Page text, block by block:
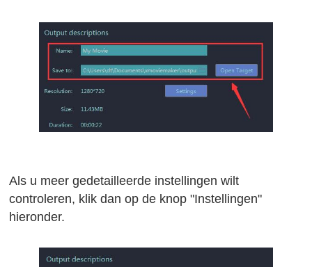
Als u meer gedetailleerde instellingen wilt
controleren, klik dan op de knop "Instellingen"
hieronder.